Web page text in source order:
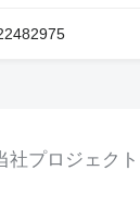
社プロジェクト